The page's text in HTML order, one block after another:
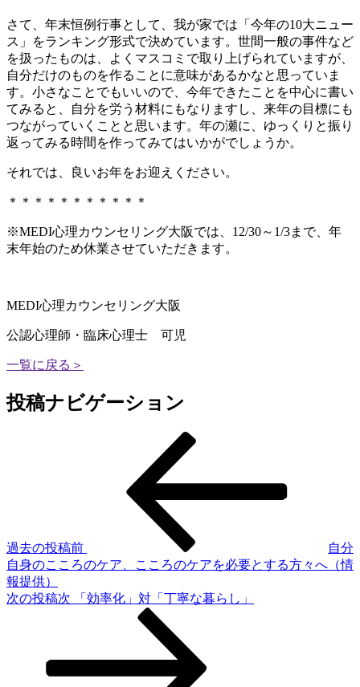
さて、年末恒例行事として、我が家では「今年の10大ニュー
ス」をランキング形式で決めています。世間一般の事件など
を扱ったものは、よくマスコミで取り上げられていますが、
自分だけのものを作ることに意味があるかなと思っていま
す。小さなことでもいいので、今年できたことを中心に書い
てみると、自分を労う材料にもなりますし、来年の目標にも
つながっていくことと思います。年の瀬に、ゆっくりと振り
返ってみる時間を作ってみてはいかがでしょうか。
それでは、良いお年をお迎えください。
＊＊＊＊＊＊＊＊＊＊＊
※MEDI心理カウンセリング大阪では、12/30～1/3まで、年
末年始のため休業させていただきます。
MEDI心理カウンセリング大阪
公認心理師・臨床心理士 可児
一覧に戻る＞
投稿ナビゲーション
過去の投稿前
自分
自身のこころのケア、こころのケアを必要とする方々へ（情
報提供）
次の投稿次 「効率化」対「丁寧な暮らし」